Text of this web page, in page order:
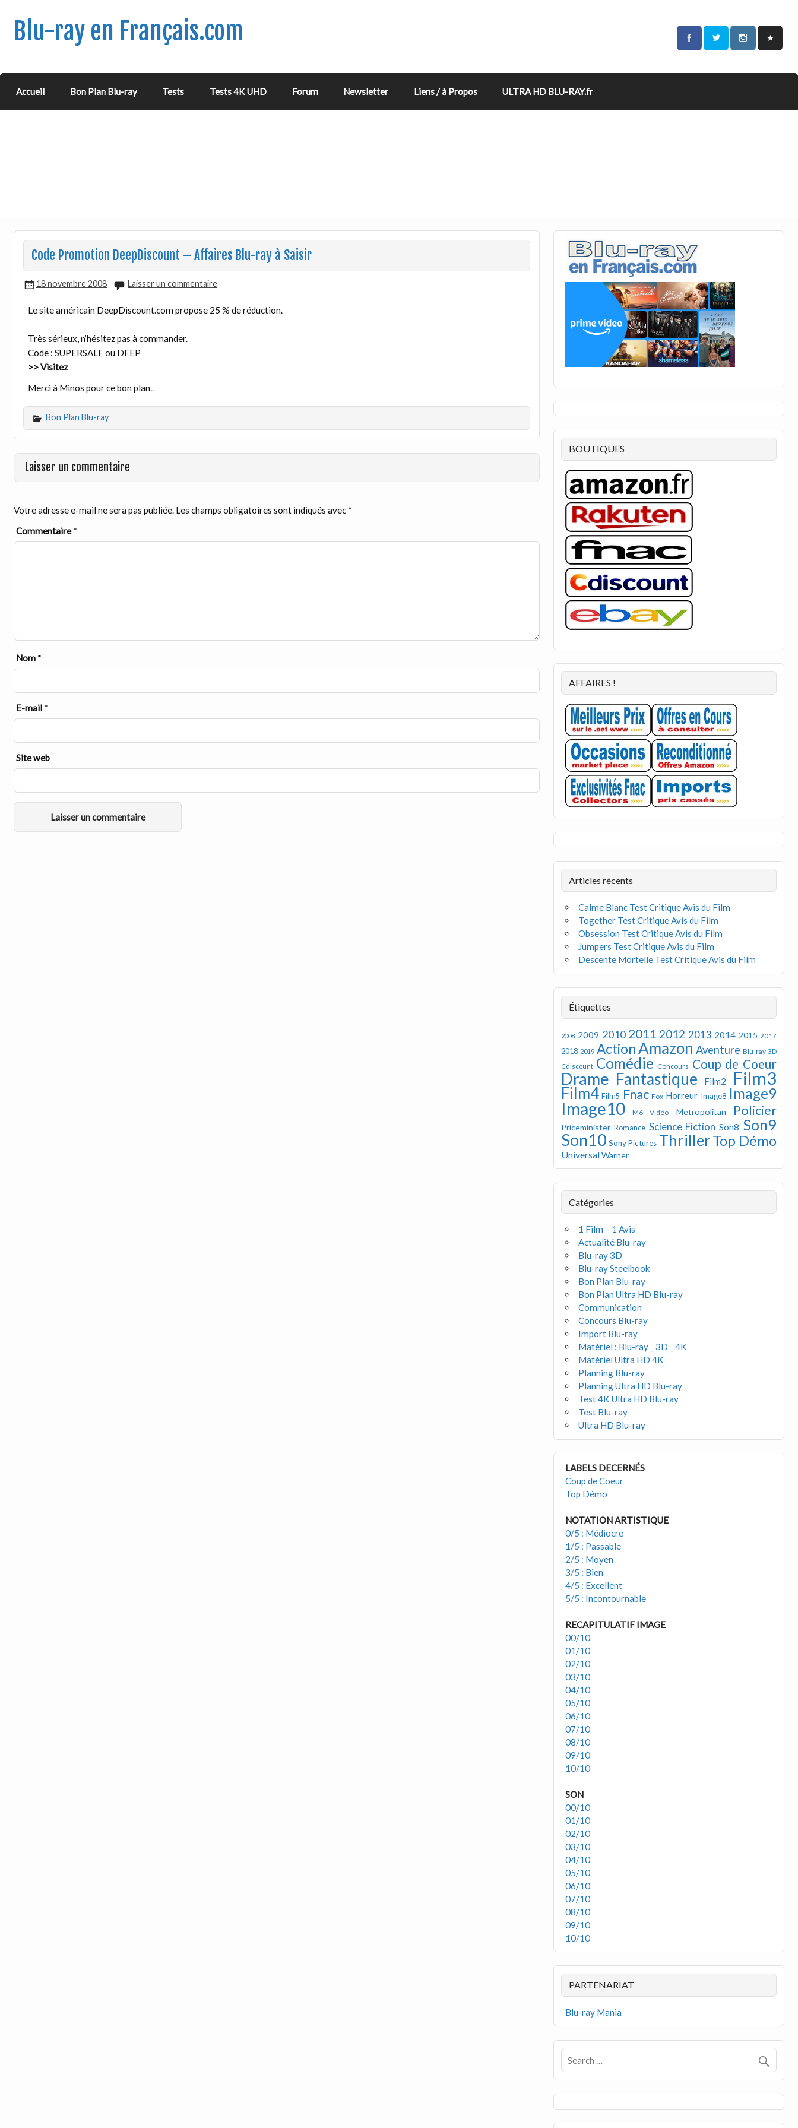
Blu-ray en Français.com
Accueil Bon Plan Blu-ray Tests Tests 4K UHD Forum Newsletter Liens / à Propos ULTRA HD BLU-RAY.fr
Code Promotion DeepDiscount – Affaires Blu-ray à Saisir
18 novembre 2008 Laisser un commentaire
Le site américain DeepDiscount.com propose 25 % de réduction.
Très sérieux, n’hésitez pas à commander.
Code : SUPERSALE ou DEEP
>> Visitez
Merci à Minos pour ce bon plan..
Bon Plan Blu-ray
Laisser un commentaire
Votre adresse e-mail ne sera pas publiée. Les champs obligatoires sont indiqués avec *
Commentaire*
Nom *
E-mail *
Site web
BOUTIQUES
AFFAIRES !
Articles récents
Calme Blanc Test Critique Avis du Film
Together Test Critique Avis du Film
Obsession Test Critique Avis du Film
Jumpers Test Critique Avis du Film
Descente Mortelle Test Critique Avis du Film
Étiquettes
2008 2009 2010 2011 2012 2013 2014 2015 2017
2018 2019 ActionAmazon Aventure Blu-ray 3D
Cdiscount Comédie Concours Coup de Coeur
Drame Fantastique Film2 Film3
Film4 Film5 Fnac Fox Horreur Image8 Image9
Image10 M6 Vidéo Metropolitan Policier
Priceminister Romance Science Fiction Son8 Son9
Son10 Sony Pictures ThrillerTop Démo
UniversalWarner
Catégories
1 Film – 1 Avis
Actualité Blu-ray
Blu-ray 3D
Blu-ray Steelbook
Bon Plan Blu-ray
Bon Plan Ultra HD Blu-ray
Communication
Concours Blu-ray
Import Blu-ray
Matériel : Blu-ray _ 3D _ 4K
Matériel Ultra HD 4K
Planning Blu-ray
Planning Ultra HD Blu-ray
Test 4K Ultra HD Blu-ray
Test Blu-ray
Ultra HD Blu-ray
LABELS DECERNÉS
Coup de Coeur
Top Démo
NOTATION ARTISTIQUE
0/5 : Médiocre
1/5 : Passable
2/5 : Moyen
3/5 : Bien
4/5 : Excellent
5/5 : Incontournable
RECAPITULATIF IMAGE
00/10
01/10
02/10
03/10
04/10
05/10
06/10
07/10
08/10
09/10
10/10
SON
00/10
01/10
02/10
03/10
04/10
05/10
06/10
07/10
08/10
09/10
10/10
PARTENARIAT
Blu-ray Mania